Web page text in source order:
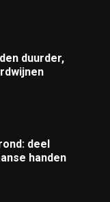
duurder,
deel
handen